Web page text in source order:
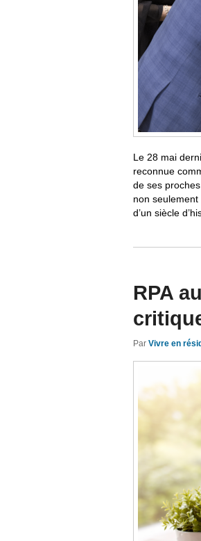
Le 28 mai
reconnue
de ses
non
d’un siècle
RPA
Par Vivre en